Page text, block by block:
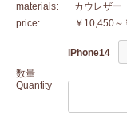
materials:
カウレザー
price:
￥10,450～
数量
Quantity
iPhone14